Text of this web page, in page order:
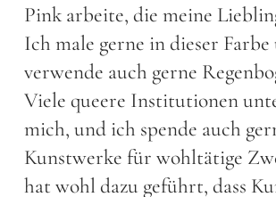
Pink arbeite, die meine
Ich male gerne in dieser
verwende auch gerne
Viele queere Institutionen
mich, und ich spende auch
Kunstwerke für wohltätige
hat wohl dazu geführt, dass